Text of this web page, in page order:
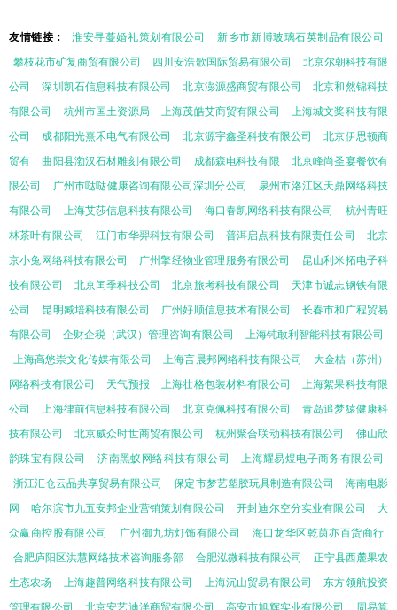
友情链接： 淮安寻蔓婚礼策划有限公司
新乡市新博玻璃石英制品有限公司
攀枝花市矿复商贸有限公司
四川安浩歌国际贸易有限公司
北京尔朝科技有限
公司
深圳凯石信息科技有限公司 北京澎源盛商贸有限公司
北京和然锦科技
有限公司
杭州市国土资源局 上海茂皓艾商贸有限公司
上海城文桨科技有限
公司
成都阳光熹禾电气有限公司 北京源宇鑫圣科技有限公司
北京伊思顿商
贸有
曲阳县渤汉石材雕刻有限公司 成都森电科技有限
北京峰尚圣宴餐饮有
限公司
广州市哒哒健康咨询有限公司深圳分公司
泉州市洛江区天鼎网络科技
有限公司
上海艾莎信息科技有限公司 海口春凯网络科技有限公司
杭州青旺
林茶叶有限公司
江门市华羿科技有限公司 普洱启点科技有限责任公司
北京
京小兔网络科技有限公司
广州擎经物业管理服务有限公司
昆山利米拓电子科
技有限公司
北京闰季科技公司 北京旅考科技有限公司
天津市诚志钢铁有限
公司
昆明臧培科技有限公司 广州好顺信息技术有限公司
长春市和广程贸易
有限公司
企财企税（武汉）管理咨询有限公司
上海钝敢利智能科技有限公司
上海高悠崇文化传媒有限公司
上海言晨邦网络科技有限公司
大金桔（苏州）
网络科技有限公司
天气预报 上海壮格包装材料有限公司
上海絮果科技有限
公司
上海律前信息科技有限公司 北京克佩科技有限公司
青岛追梦猿健康科
技有限公司
北京威众时世商贸有限公司 杭州聚合联动科技有限公司
佛山欣
韵珠宝有限公司
济南黑蚁网络科技有限公司
上海耀易煜电子商务有限公司
浙江汇仓云品共享贸易有限公司
保定市梦艺塑胶玩具制造有限公司
海南电影
网
哈尔滨市九五安邦企业营销策划有限公司 开封迪尔空分实业有限公司
大
众赢商控股有限公司
广州御九坊灯饰有限公司
海口龙华区乾茵亦百货商行
合肥庐阳区洪慧网络技术咨询服务部
合肥泓微科技有限公司
正宁县西麓果农
生态农场
上海趣普网络科技有限公司 上海沉山贸易有限公司
东方领航投资
管理有限公司
北京安艺迪洋商贸有限公司 高安市旭辉实业有限公司 周易算